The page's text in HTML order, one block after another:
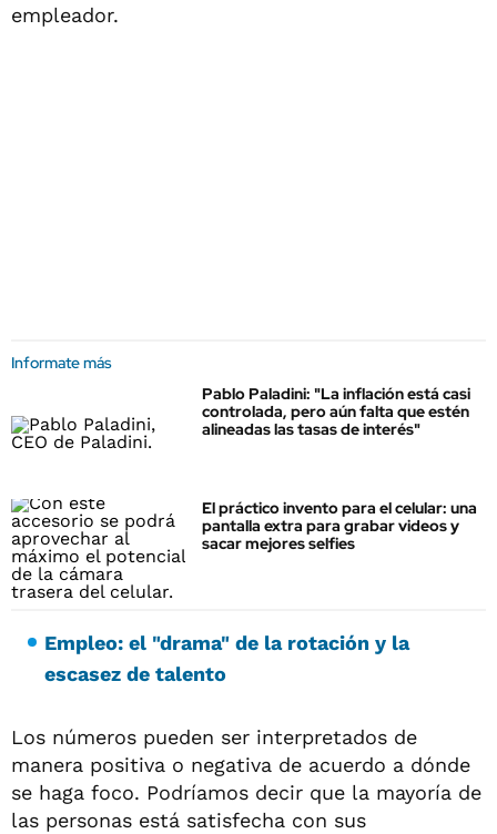
empleador.
Informate más
Pablo Paladini: "La inflación está casi
controlada, pero aún falta que estén
alineadas las tasas de interés"
El práctico invento para el celular: una
pantalla extra para grabar videos y
sacar mejores selfies
Empleo: el "drama" de la rotación y la
escasez de talento
Los números pueden ser interpretados de
manera positiva o negativa de acuerdo a dónde
se haga foco. Podríamos decir que la mayoría de
las personas está satisfecha con sus